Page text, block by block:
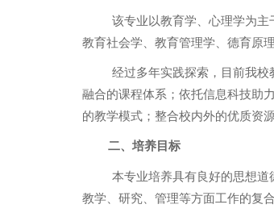
该专业以教育学、心理学为主
教育社会学、教育管理学、德育原
经过多年实践探索，目前我
融合的课程体系；依托信息科技助
的教学模式；整合校内外的优质资
二、培养目标
本专业培养具有良好的思想
教学、研究、管理等方面工作的复合